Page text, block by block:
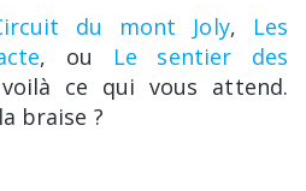
du mont Joly, Les
, ou
Le sentier des
ce qui vous attend.
braise ?